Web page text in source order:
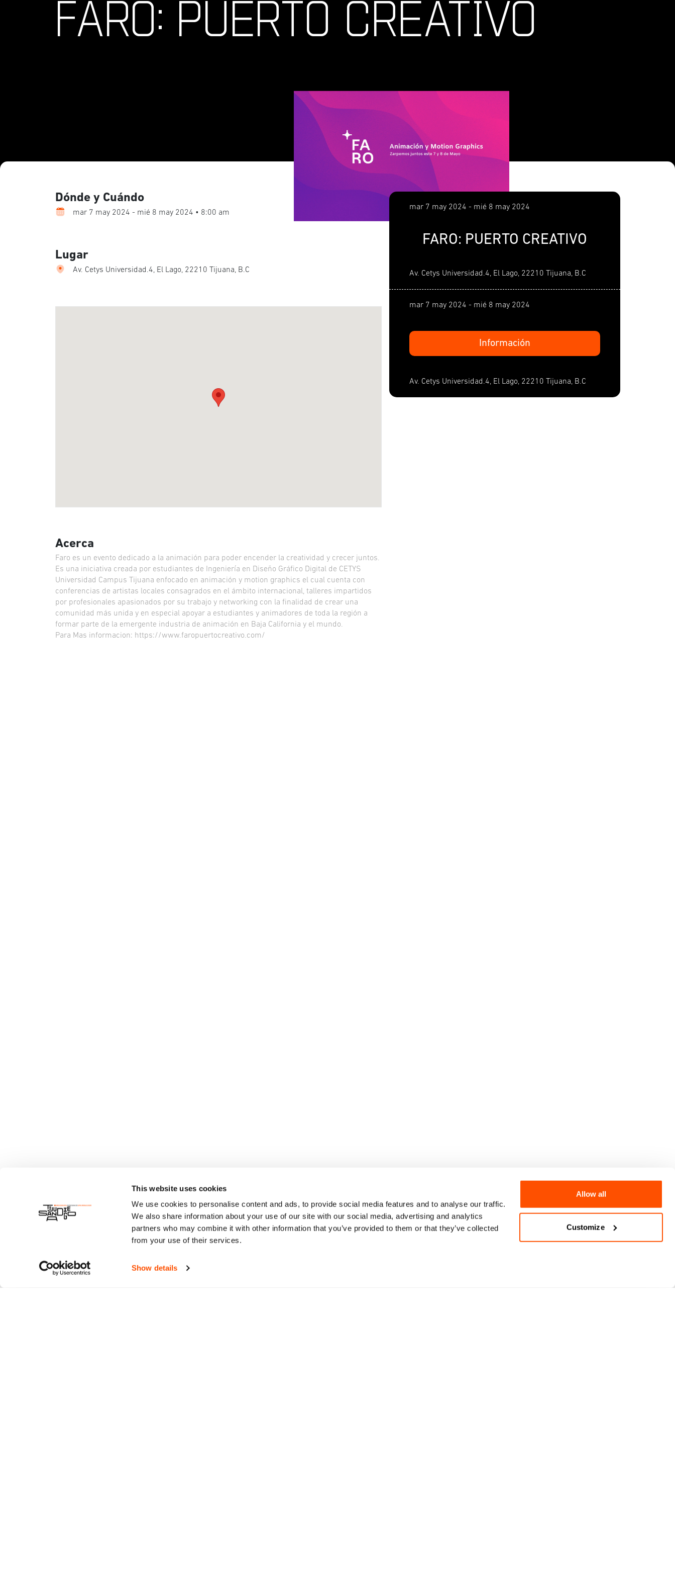
This website uses cookies
We use cookies to personalise content and ads, to provide social media features and to analyse our traffic.
We also share information about your use of our site with our social media, advertising and analytics
partners who may combine it with other information that you’ve provided to them or that they’ve collected
from your use of their services.
Show details
Allow all
Customize
FARO: PUERTO CREATIVO
Dónde y Cuándo
mar 7 may 2024 - mié 8 may 2024 • 8:00 am
Lugar
Av. Cetys Universidad.4, El Lago, 22210 Tijuana, B.C
Acerca
Faro es un evento dedicado a la animación para poder encender la creatividad y crecer juntos.
Es una iniciativa creada por estudiantes de Ingeniería en Diseño Gráfico Digital de CETYS
Universidad Campus Tijuana enfocado en animación y motion graphics el cual cuenta con
conferencias de artistas locales consagrados en el ámbito internacional, talleres impartidos
por profesionales apasionados por su trabajo y networking con la finalidad de crear una
comunidad más unida y en especial apoyar a estudiantes y animadores de toda la región a
formar parte de la emergente industria de animación en Baja California y el mundo.
Para Mas informacion: https://www.faropuertocreativo.com/
mar 7 may 2024 - mié 8 may 2024
FARO: PUERTO CREATIVO
Av. Cetys Universidad.4, El Lago, 22210 Tijuana, B.C
mar 7 may 2024 - mié 8 may 2024
Información
Av. Cetys Universidad.4, El Lago, 22210 Tijuana, B.C